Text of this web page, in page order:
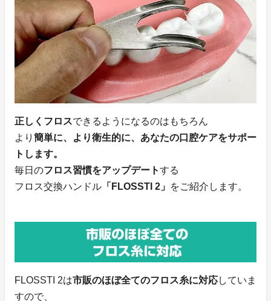
正しくフロスできるようになるのはもちろん
より 簡単に、より衛生的に、あなたの口腔ケアをサポー
トします。
毎日のフロス習慣をアップデートする
フロス交換ハンドル 「FLOSSTI 2」 をご紹介します。
FLOSSTI 2は市販のほぼ全てのフロス糸に対応していま
すので、